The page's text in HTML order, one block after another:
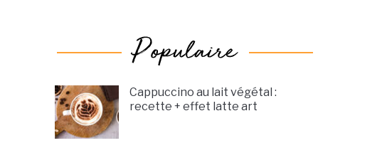
Cappuccino au lait végétal :
recette + effet latte art